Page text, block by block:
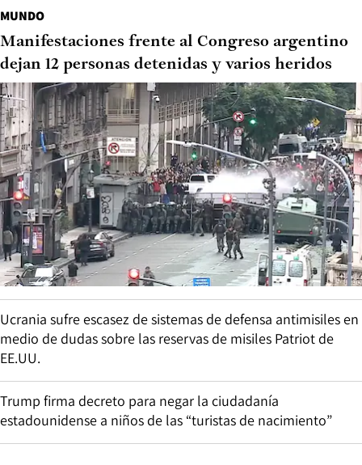
MUNDO
Manifestaciones frente al Congreso argentino
dejan 12 personas detenidas y varios heridos
Ucrania sufre escasez de sistemas de defensa antimisiles en
medio de dudas sobre las reservas de misiles Patriot de
EE.UU.
Trump firma decreto para negar la ciudadanía
estadounidense a niños de las “turistas de nacimiento”